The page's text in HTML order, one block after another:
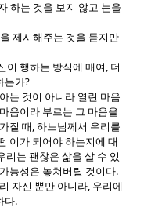
하는 것을 보지 않고 눈을
제시해주는 것을 듣지만
이 행하는 방식에 매여, 더
는가?
는 것이 아니라 열린 마음
음이라 부르는 그 마음을
질 때,하느님께서 우리를
이가 되어야 하는지에 대
리는 괜찮은 삶을 살 수 있
능성은 놓쳐버릴 것이다.
자신 뿐만 아니라, 우리에
다.